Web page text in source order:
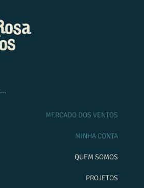
MERCADO DOS VENTOS
MINHA CONTA
QUEM SOMOS
PROJETOS